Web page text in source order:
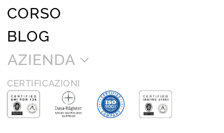
CORSO
BLOG
AZIENDA
CERTIFICAZIONI